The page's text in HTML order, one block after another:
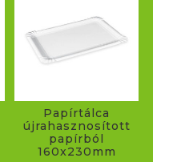
Papírtálca
újrahasznosított
papírból
160x230mm